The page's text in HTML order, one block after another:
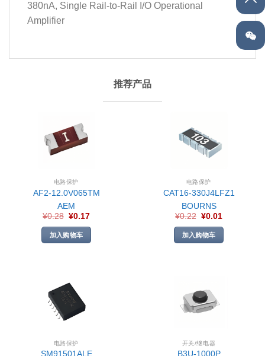
380nA, Single Rail-to-Rail I/O Operational
Amplifier
推荐产品
电路保护
AF2-12.0V065TM
AEM
¥0.28 ¥0.17
加入购物车
电路保护
CAT16-330J4LFZ1
BOURNS
¥0.22 ¥0.01
加入购物车
电路保护
SM91501ALE
开关/继电器
B3U-1000P